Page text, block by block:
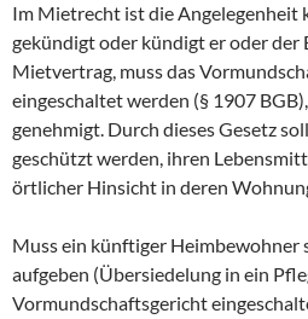
Im Mietrecht ist die Angelegenheit
gekündigt oder kündigt er oder der
Mietvertrag, muss das
eingeschaltet werden (§ 1907
genehmigt. Durch dieses Gesetz
geschützt werden, ihren
örtlicher Hinsicht in deren
Muss ein künftiger Heimbewohner
aufgeben (Übersiedelung in ein
Vormundschaftsgericht